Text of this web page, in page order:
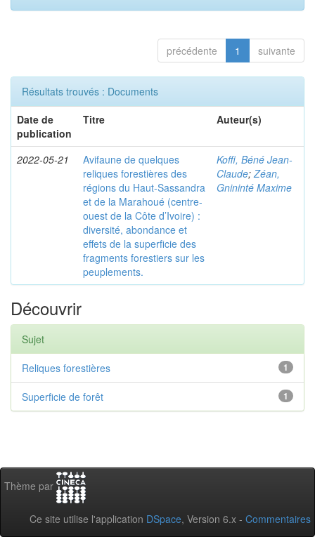
précédente 1 suivante
Résultats trouvés : Documents
Date de
publication
Titre Auteur(s)
2022-05-21
Avifaune de quelques
reliques forestières des
régions du Haut-Sassandra
et de la Marahoué (centre-
ouest de la Côte d’Ivoire) :
diversité, abondance et
effets de la superficie des
fragments forestiers sur les
peuplements.
Koffi, Béné Jean-
Claude; Zéan,
Gnininté Maxime
Découvrir
Sujet
1
Reliques forestières
1
Superficie de forêt
Thème par
Ce site utilise l'application DSpace, Version 6.x - Commentaires